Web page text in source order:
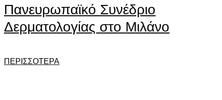
Πανευρωπαϊκό Συνέδριο
Δερματολογίας στο Μιλάνο
ΠΕΡΙΣΣΟΤΕΡΑ